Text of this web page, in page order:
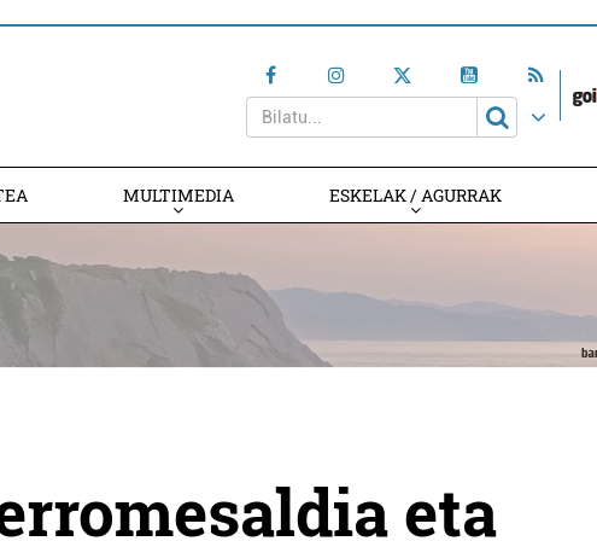
MULTIMEDIA ESKELAK / AGURRAK
eta